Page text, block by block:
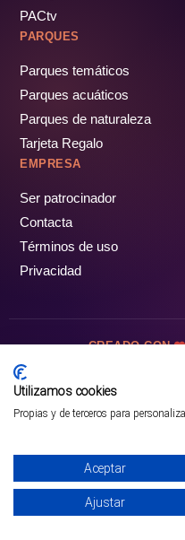
¡PÁSALO!
PACtv
PARQUES
Parques temáticos
Parques acuáticos
Parques de naturaleza
Tarjeta Regalo
EMPRESA
Ser patrocinador
Contacta
Términos de uso
Privacidad
CREADO CON
Utilizamos cookies
Propias y de terceros para
Aceptar
Ajustar